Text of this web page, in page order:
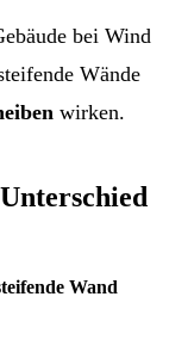
bei Wind
Wände
wirken.
Wand